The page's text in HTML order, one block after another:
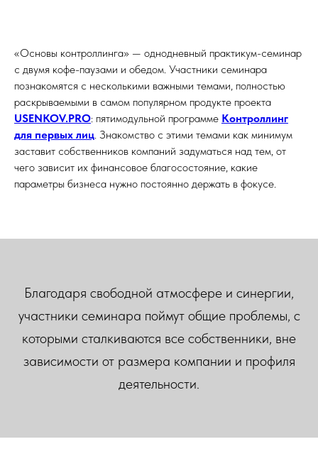
«Основы контроллинга» — однодневный практикум-семинар
с двумя кофе-паузами и обедом. Участники семинара
познакомятся с несколькими важными темами, полностью
раскрываемыми в самом популярном продукте проекта
USENKOV.PRO: пятимодульной программе Контроллинг
для первых лиц . Знакомство с этими темами как минимум
заставит собственников компаний задуматься над тем, от
чего зависит их финансовое благосостояние, какие
параметры бизнеса нужно постоянно держать в фокусе.
Благодаря свободной атмосфере и синергии,
участники семинара поймут общие проблемы, с
которыми сталкиваются все собственники, вне
зависимости от размера компании и профиля
деятельности.